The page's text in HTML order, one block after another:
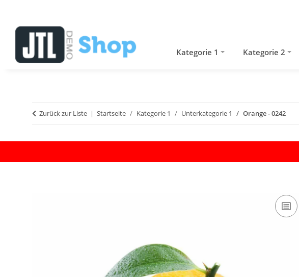
Kategorie 1 Kategorie 2
Zurück zur Liste Startseite Kategorie 1 Unterkategorie 1 Orange - 0242